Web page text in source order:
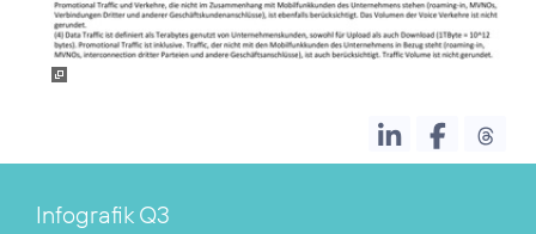
Infografik Q3